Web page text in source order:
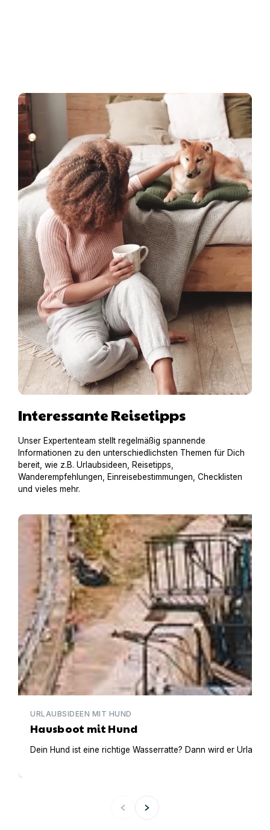
Interessante Reisetipps
Unser Expertenteam stellt regelmäßig spannende
Informationen zu den unterschiedlichsten Themen für Dich
bereit, wie z.B. Urlaubsideen, Reisetipps,
Wanderempfehlungen, Einreisebestimmungen, Checklisten
und vieles mehr.
Hausboot mit Hund
URLAUBSIDEEN MIT HUND
Hausboot mit Hund
Dein Hund ist eine richtige Wasserratte? Dann wird er